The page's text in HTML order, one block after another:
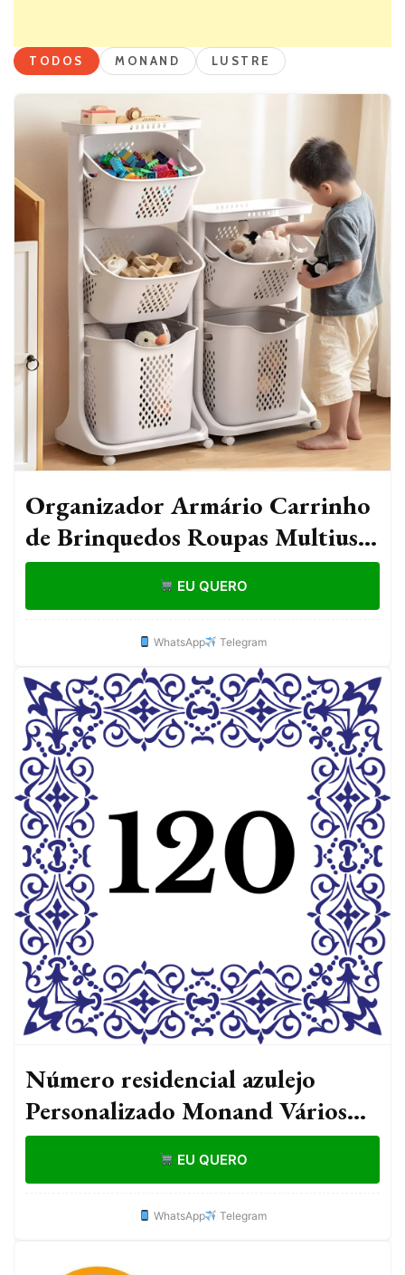
TODOS MONAND LUSTRE
Organizador Armário Carrinho
de Brinquedos Roupas Multiuso
com Rodinhas Banheiro
Lavanderia Cozinha Quartos
EU QUERO
WhatsApp Telegram
Número residencial azulejo
Personalizado Monand Vários
modelos | Placa Decorativa
Cerâmica 20x20cm
EU QUERO
WhatsApp Telegram